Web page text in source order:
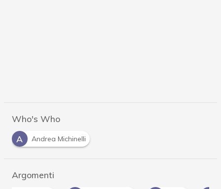
Who's Who
A
Andrea Michinelli
Argomenti